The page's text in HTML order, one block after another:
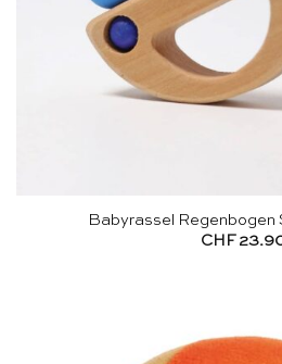
Babyrassel Regenbogen
CHF